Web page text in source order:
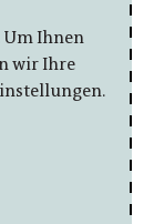
Ihnen
wir Ihre